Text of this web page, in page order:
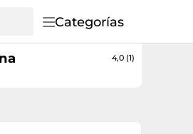
Categorías
4,0 (1)